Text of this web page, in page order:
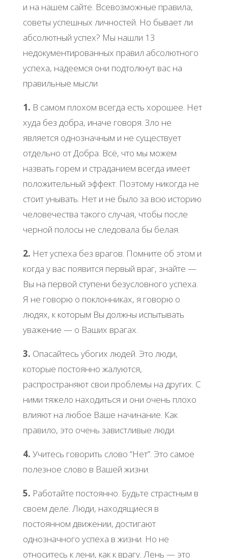
и на нашем сайте. Всевозможные правила,
советы успешных личностей. Но бывает ли
абсолютный успех? Мы нашли 13
недокументированных правил абсолютного
успеха, надеемся они подтолкнут вас на
правильные мысли
1. В самом плохом всегда есть хорошее. Нет
худа без добра, иначе говоря. Зло не
является однозначным и не существует
отдельно от Добра. Всё, что мы можем
назвать горем и страданием всегда имеет
положительный эффект. Поэтому никогда не
стоит унывать. Нет и не было за всю историю
человечества такого случая, чтобы после
черной полосы не следовала бы белая.
2. Нет успеха без врагов. Помните об этом и
когда у вас появится первый враг, знайте —
Вы на первой ступени безусловного успеха.
Я не говорю о поклонниках, я говорю о
людях, к которым Вы должны испытывать
уважение — о Ваших врагах.
3. Опасайтесь убогих людей. Это люди,
которые постоянно жалуются,
распространяют свои проблемы на других. С
ними тяжело находиться и они очень плохо
влияют на любое Ваше начинание. Как
правило, это очень завистливые люди.
4. Учитесь говорить слово “Нет”. Это самое
полезное слово в Вашей жизни.
5. Работайте постоянно. Будьте страстным в
своем деле. Люди, находящиеся в
постоянном движении, достигают
однозначного успеха в жизни. Но не
относитесь к лени, как к врагу. Лень — это